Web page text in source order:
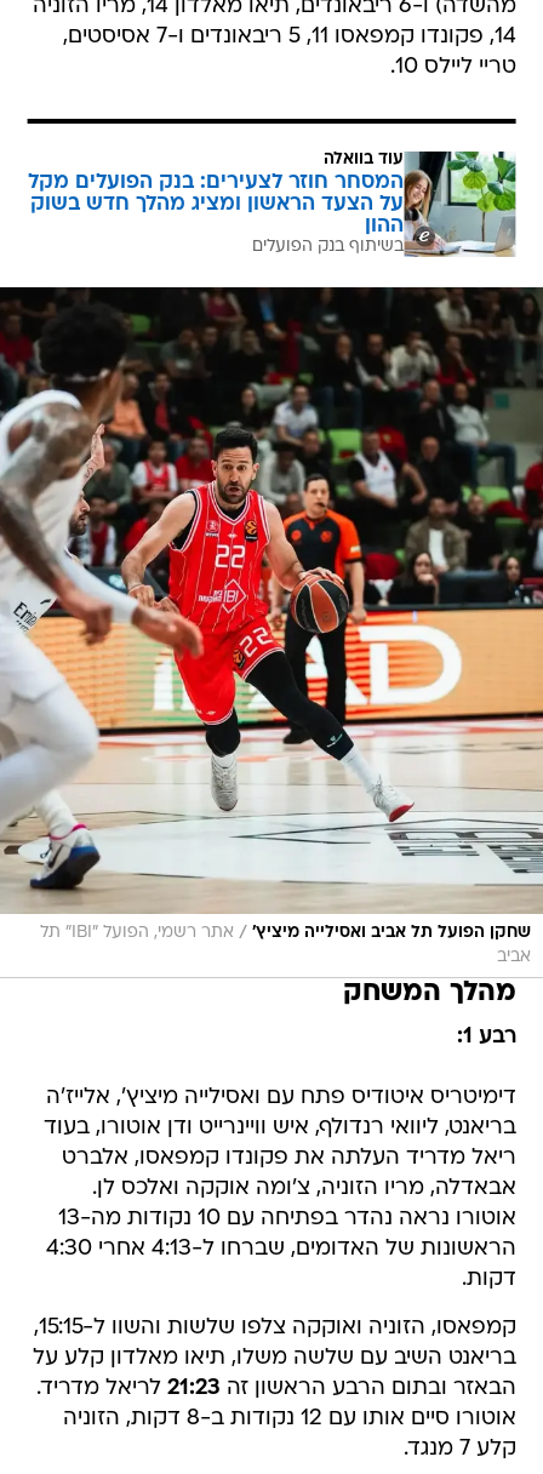
מהשדה) ו-6 ריבאונדים, תיאו מאלדון 14, מריו הזוניה
14, פקונדו קמפאסו 11, 5 ריבאונדים ו-7 אסיסטים,
טריי ליילס 10.
עוד בוואלה
המסחר חוזר לצעירים: בנק הפועלים מקל
על הצעד הראשון ומציג מהלך חדש בשוק
ההון
בשיתוף בנק הפועלים
שחקן הפועל תל אביב ואסילייה מיציץ' /
אתר רשמי, הפועל "IBI" תל
אביב
מהלך המשחק
רבע 1:
דימיטריס איטודיס פתח עם ואסילייה מיציץ', אלייז'ה
בריאנט, ליוואי רנדולף, איש וויינרייט ודן אוטורו, בעוד
ריאל מדריד העלתה את פקונדו קמפאסו, אלברט
אבאדלה, מריו הזוניה, צ'ומה אוקקה ואלכס לן.
אוטורו נראה נהדר בפתיחה עם 10 נקודות מה-13
הראשונות של האדומים, שברחו ל-4:13 אחרי 4:30
דקות.
קמפאסו, הזוניה ואוקקה צלפו שלשות והשוו ל-15:15,
בריאנט השיב עם שלשה משלו, תיאו מאלדון קלע על
הבאזר ובתום הרבע הראשון זה 21:23 לריאל מדריד.
אוטורו סיים אותו עם 12 נקודות ב-8 דקות, הזוניה
קלע 7 מנגד.